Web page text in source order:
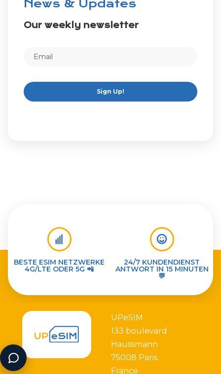
News & Updates
Our weekly newsletter
Sign Up!
BESTE ESIM NETZWERKE
4G/LTE ODER 5G 📲
24/7 KUNDENDIENST
ANTWORT IN 15 MINUTEN
💬
UPeSIM
133 boulevard
Haussmann
75008 Paris
France